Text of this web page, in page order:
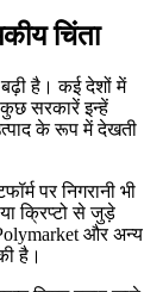
चिंता
बढ़ी है। कई देशों में
सरकारें इन्हें
के रूप में देखती
पर निगरानी भी
क्रिप्टो से जुड़े
और अन्य
है।